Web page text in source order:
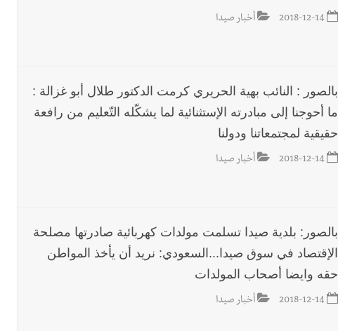
2018-12-14 أخبار صيدا
بالصور : النائب بهية الحريري كرمت الدكتور طلال أبو غزالة :
ما أحوجنا إلى مبادرته الإستثنائية لما يشكّله التّعليم من رافعة
حقيقية لمجتمعاتنا ودولنا
2018-12-14 أخبار صيدا
بالصور: بلدية صيدا تسلمت مولدات كهربائية صادرتها مصلحة
الإقتصاد في سوق صيدا...السعودي: نريد أن يأخذ المواطن
حقه وايضا أصحاب المولدات
2018-12-14 أخبار صيدا